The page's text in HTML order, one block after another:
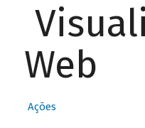
Web
Ações